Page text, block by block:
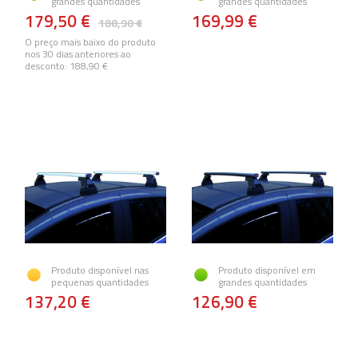
188,90 €
179,50 €
O preço mais baixo do produto
nos 30 dias anteriores ao
desconto: 188,90 €
169,99 €
Produto disponível nas
pequenas quantidades
137,20 €
Produto disponível em
grandes quantidades
126,90 €